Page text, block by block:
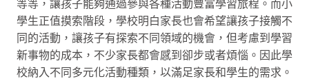
等等，讓孩子能夠通過參與各種活動豐富學習旅程。而小
學生正值摸索階段，學校明白家長也會希望讓孩子接觸不
同的活動，讓孩子有探索不同領域的機會，但考慮到學習
新事物的成本，不少家長都會感到卻步或者煩惱。因此學
校納入不同多元化活動種類，以滿足家長和學生的需求。